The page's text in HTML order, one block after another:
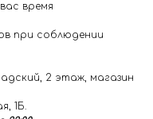
время
при соблюдении
2 этаж, магазин
1Б.